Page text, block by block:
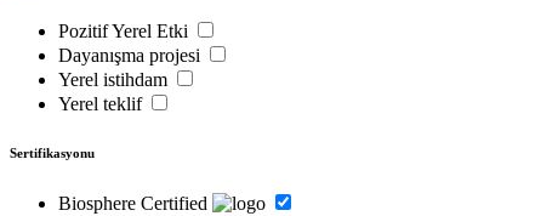
Pozitif Yerel Etki
Dayanışma projesi
Yerel istihdam
Yerel teklif
Sertifikasyonu
Biosphere Certified